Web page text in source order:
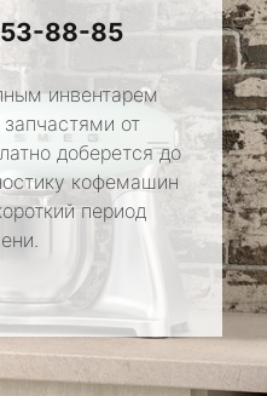
88-85
инвентарем
от
доберется до
кофемашин
период